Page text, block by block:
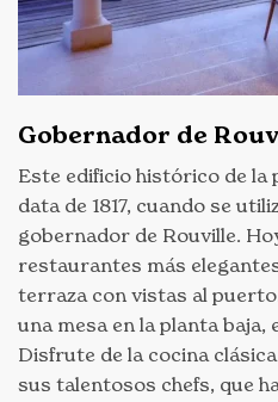
Gobernador de
Este edificio histórico de la
data de 1817, cuando se
gobernador de Rouville.
restaurantes más
terraza con vistas al
una mesa en la planta
Disfrute de la cocina
sus talentosos chefs, que